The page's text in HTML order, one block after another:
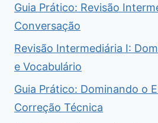
Guia Prático: Revisão
Conversação
Revisão Intermediária I:
e Vocabulário
Guia Prático: Dominando o
Correção Técnica